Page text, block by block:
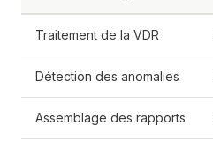
Traitement de la VDR
Détection des anomalies
Assemblage des rapports